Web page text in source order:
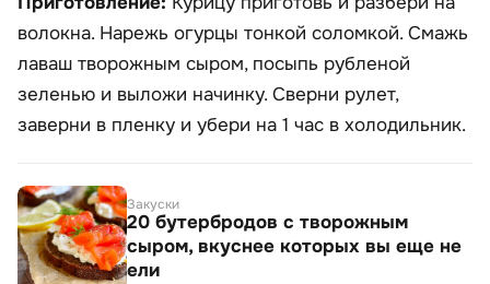
волокна. Нарежь огурцы тонкой соломкой. Смажь
лаваш творожным сыром, посыпь рубленой
зеленью и выложи начинку. Сверни рулет,
заверни в пленку и убери на 1 час в холодильник.
Закуски
20 бутербродов с творожным
сыром, вкуснее которых вы еще не
ели